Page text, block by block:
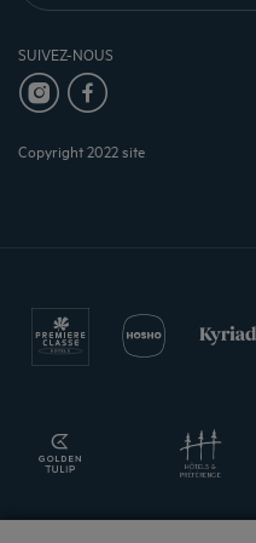
SUIVEZ-NOUS
Copyright 2022 site